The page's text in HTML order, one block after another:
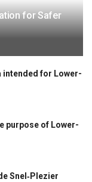
for Safer
intended for Lower-
purpose of Lower-
Snel‑Plezier